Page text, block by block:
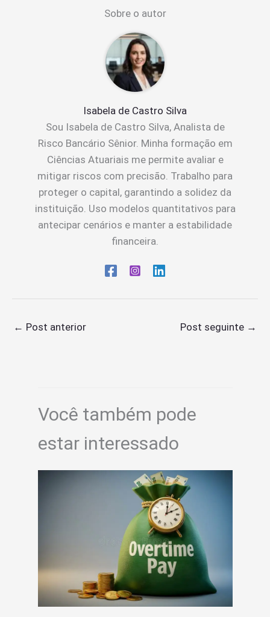
Sobre o autor
Isabela de Castro Silva
Sou Isabela de Castro Silva, Analista de
Risco Bancário Sênior. Minha formação em
Ciências Atuariais me permite avaliar e
mitigar riscos com precisão. Trabalho para
proteger o capital, garantindo a solidez da
instituição. Uso modelos quantitativos para
antecipar cenários e manter a estabilidade
financeira.
← Post anterior Post seguinte →
Você também pode
estar interessado